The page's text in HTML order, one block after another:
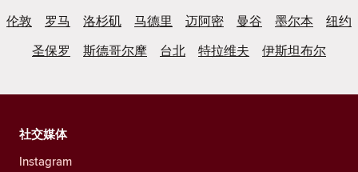
伦敦
罗马 洛杉矶 马德里 迈阿密 曼谷 墨尔本
纽约
圣保罗
斯德哥尔摩 台北 特拉维夫 伊斯坦布尔
社交媒体
Instagram